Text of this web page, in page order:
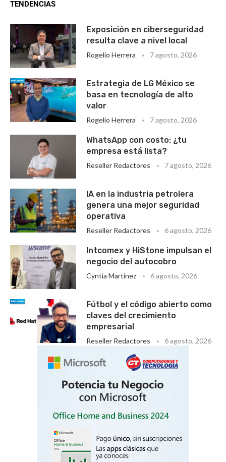
TENDENCIAS
Exposición en ciberseguridad
resulta clave a nivel local
Rogelio Herrera 7 agosto, 2026
Estrategia de LG México se
basa en tecnología de alto
valor
Rogelio Herrera 7 agosto, 2026
WhatsApp con costo: ¿tu
empresa está lista?
Reseller Redactores 7 agosto, 2026
IA en la industria petrolera
genera una mejor seguridad
operativa
Reseller Redactores 6 agosto, 2026
Intcomex y HiStone impulsan el
negocio del autocobro
Cyntia Martinez 6 agosto, 2026
Fútbol y el código abierto como
claves del crecimiento
empresarial
Reseller Redactores 6 agosto, 2026